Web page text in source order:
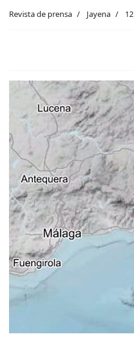
Revista de prensa Jayena